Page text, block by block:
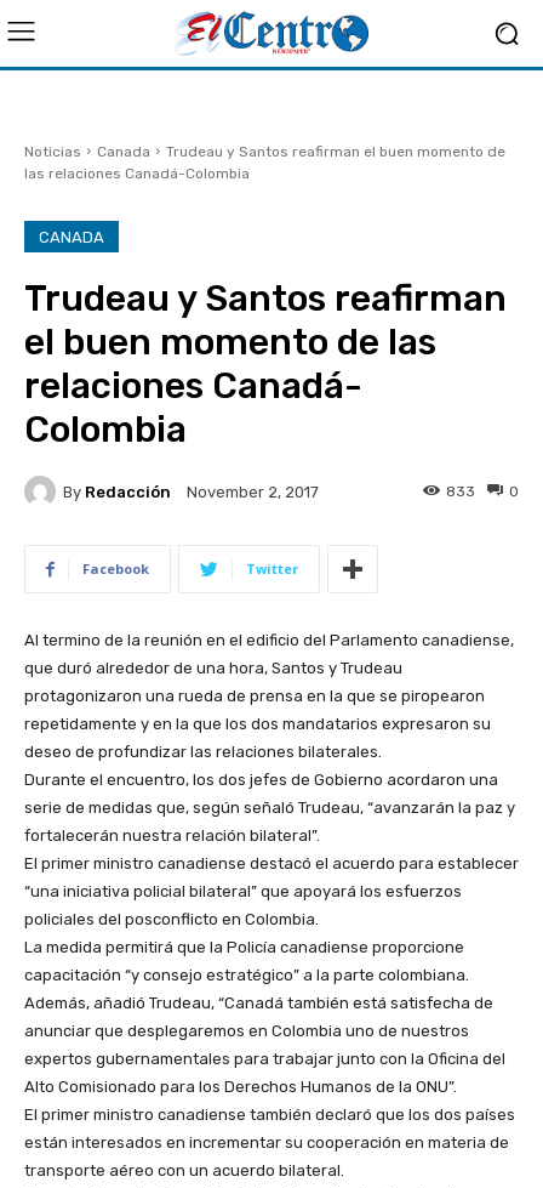
Noticias Canada
Trudeau y Santos reafirman el buen momento de
las relaciones Canadá-Colombia
CANADA
Trudeau y Santos reafirman
el buen momento de las
relaciones Canadá-
Colombia
By Redacción November 2, 2017 0
833
Facebook Twitter
Al termino de la reunión en el edificio del Parlamento canadiense,
que duró alrededor de una hora, Santos y Trudeau
protagonizaron una rueda de prensa en la que se piropearon
repetidamente y en la que los dos mandatarios expresaron su
deseo de profundizar las relaciones bilaterales.
Durante el encuentro, los dos jefes de Gobierno acordaron una
serie de medidas que, según señaló Trudeau, “avanzarán la paz y
fortalecerán nuestra relación bilateral”.
El primer ministro canadiense destacó el acuerdo para establecer
“una iniciativa policial bilateral” que apoyará los esfuerzos
policiales del posconflicto en Colombia.
La medida permitirá que la Policía canadiense proporcione
capacitación “y consejo estratégico” a la parte colombiana.
Además, añadió Trudeau, “Canadá también está satisfecha de
anunciar que desplegaremos en Colombia uno de nuestros
expertos gubernamentales para trabajar junto con la Oficina del
Alto Comisionado para los Derechos Humanos de la ONU”.
El primer ministro canadiense también declaró que los dos países
están interesados en incrementar su cooperación en materia de
transporte aéreo con un acuerdo bilateral.